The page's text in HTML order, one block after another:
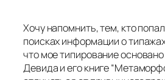
Хочу напомнить, тем, кто
поисках информации о
что мое типирование
Девида и его книге